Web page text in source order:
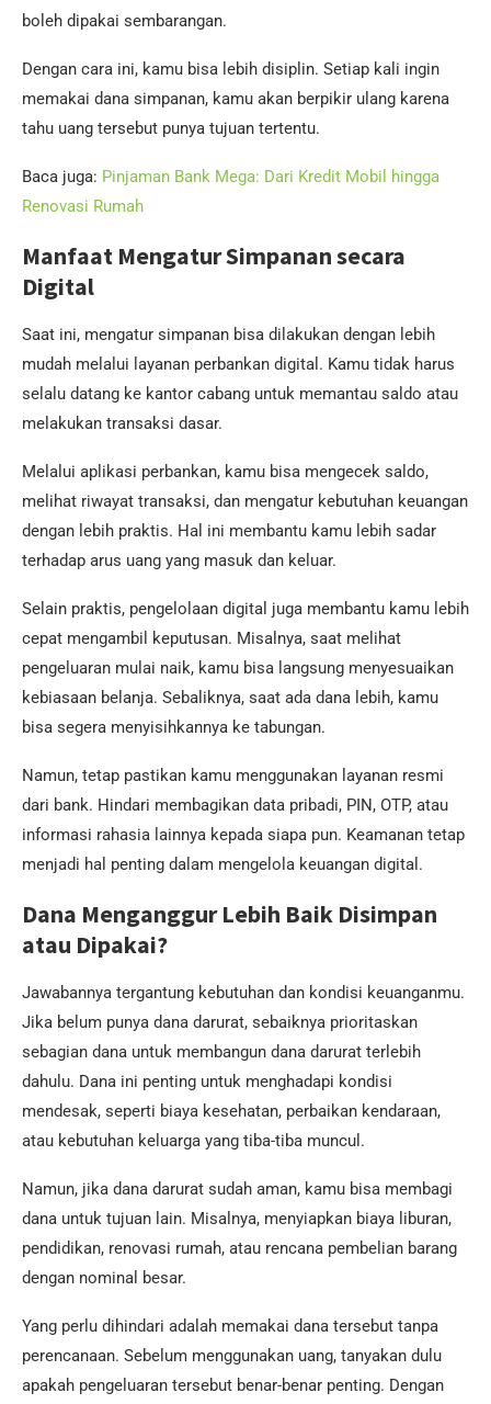
boleh dipakai sembarangan.
Dengan cara ini, kamu bisa lebih disiplin. Setiap kali ingin
memakai dana simpanan, kamu akan berpikir ulang karena
tahu uang tersebut punya tujuan tertentu.
Baca juga: Pinjaman Bank Mega: Dari Kredit Mobil hingga
Renovasi Rumah
Manfaat Mengatur Simpanan secara
Digital
Saat ini, mengatur simpanan bisa dilakukan dengan lebih
mudah melalui layanan perbankan digital. Kamu tidak harus
selalu datang ke kantor cabang untuk memantau saldo atau
melakukan transaksi dasar.
Melalui aplikasi perbankan, kamu bisa mengecek saldo,
melihat riwayat transaksi, dan mengatur kebutuhan keuangan
dengan lebih praktis. Hal ini membantu kamu lebih sadar
terhadap arus uang yang masuk dan keluar.
Selain praktis, pengelolaan digital juga membantu kamu lebih
cepat mengambil keputusan. Misalnya, saat melihat
pengeluaran mulai naik, kamu bisa langsung menyesuaikan
kebiasaan belanja. Sebaliknya, saat ada dana lebih, kamu
bisa segera menyisihkannya ke tabungan.
Namun, tetap pastikan kamu menggunakan layanan resmi
dari bank. Hindari membagikan data pribadi, PIN, OTP, atau
informasi rahasia lainnya kepada siapa pun. Keamanan tetap
menjadi hal penting dalam mengelola keuangan digital.
Dana Menganggur Lebih Baik Disimpan
atau Dipakai?
Jawabannya tergantung kebutuhan dan kondisi keuanganmu.
Jika belum punya dana darurat, sebaiknya prioritaskan
sebagian dana untuk membangun dana darurat terlebih
dahulu. Dana ini penting untuk menghadapi kondisi
mendesak, seperti biaya kesehatan, perbaikan kendaraan,
atau kebutuhan keluarga yang tiba-tiba muncul.
Namun, jika dana darurat sudah aman, kamu bisa membagi
dana untuk tujuan lain. Misalnya, menyiapkan biaya liburan,
pendidikan, renovasi rumah, atau rencana pembelian barang
dengan nominal besar.
Yang perlu dihindari adalah memakai dana tersebut tanpa
perencanaan. Sebelum menggunakan uang, tanyakan dulu
apakah pengeluaran tersebut benar-benar penting. Dengan